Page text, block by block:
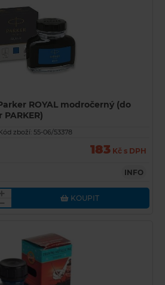
ROYAL modročerný (do
zboží: 55-06/53378
183 Kč s DPH
INFO
KOUPIT